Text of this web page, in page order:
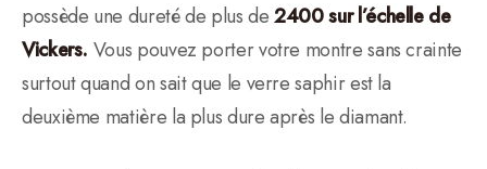
possède une dureté de plus de2400 sur l’échelle de
Vickers. Vous pouvez porter votre montre sans crainte
surtout quand on sait que le verre saphir est la
deuxième matière la plus dure après le diamant.